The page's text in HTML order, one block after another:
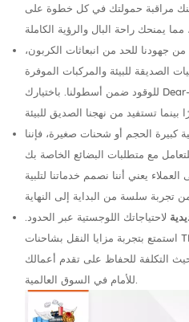
مراقبة حمولتك في كل خطوة على
من جهودنا للحد من انبعاثات الكربون،
الصديقة للبيئة والمركبات الموفرة
للوقود ضمن أسطولنا. باختيارك Dear-Railway، فإنك تساهم في تحقيق
الحجم أو شحنات صغيرة، فإننا
مع متطلبات البضائع الخاصة بك
يعني أننا نصمم خدماتنا لتلبية
لاحتياجاتك اللوجستية عبر الحدود.
استمتع بتجربة مزايا النقل بشاحنات TIR المتخصصة لدينا، حيث نقدم حلولاً
التكلفة للحفاظ على تقدم أعمالك